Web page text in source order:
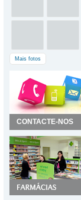
Mais fotos
CONTACTE-NOS